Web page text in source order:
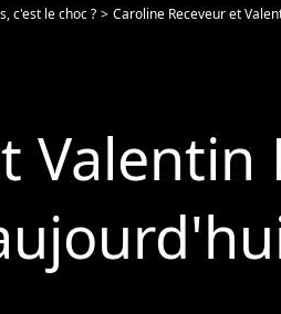
c'est le choc ? Caroline Receveur et Valentin
Valentin